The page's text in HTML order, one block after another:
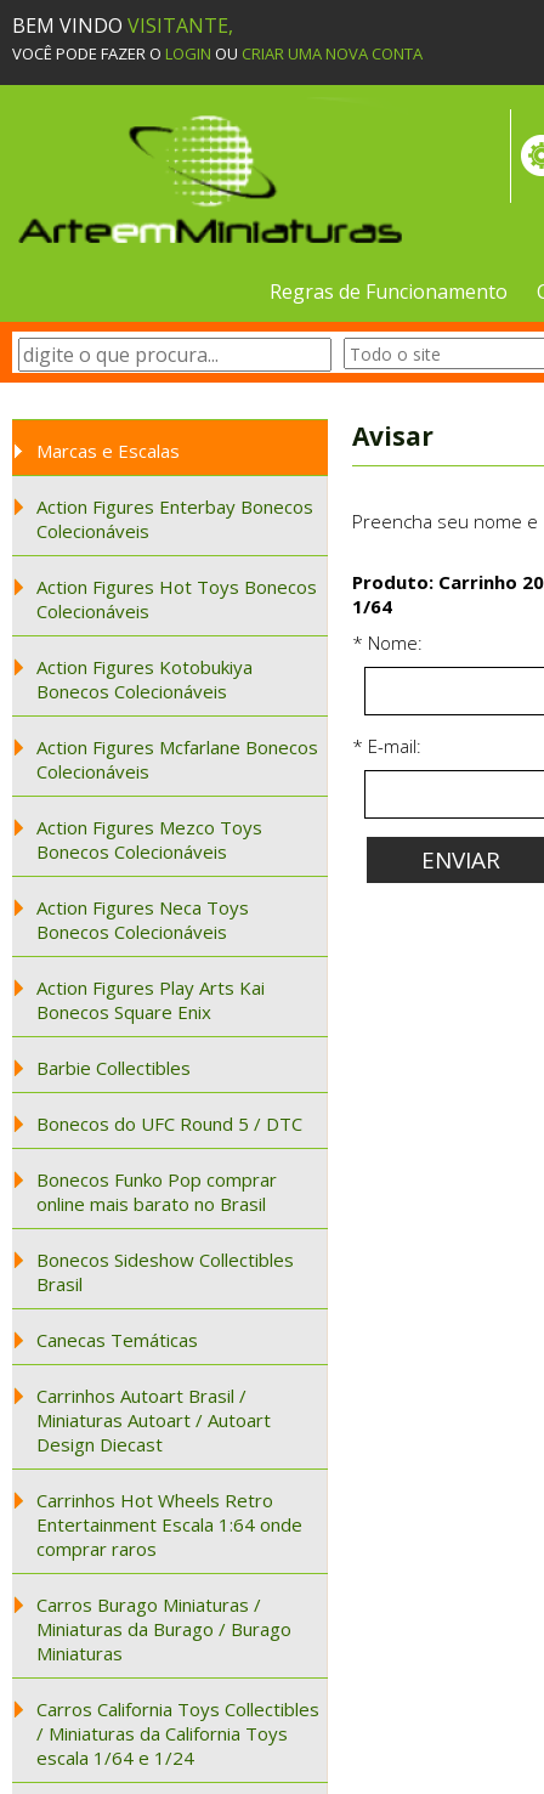
BEM VINDO VISITANTE,
VOCÊ PODE FAZER O LOGIN OU CRIAR UMA NOVA CONTA
Regras de Funcionamento
Marcas e Escalas
Action Figures Enterbay Bonecos
Colecionáveis
Action Figures Hot Toys Bonecos
Colecionáveis
Action Figures Kotobukiya
Bonecos Colecionáveis
Action Figures Mcfarlane Bonecos
Colecionáveis
Action Figures Mezco Toys
Bonecos Colecionáveis
Action Figures Neca Toys
Bonecos Colecionáveis
Action Figures Play Arts Kai
Bonecos Square Enix
Barbie Collectibles
Bonecos do UFC Round 5 / DTC
Bonecos Funko Pop comprar
online mais barato no Brasil
Bonecos Sideshow Collectibles
Brasil
Canecas Temáticas
Carrinhos Autoart Brasil /
Miniaturas Autoart / Autoart
Design Diecast
Carrinhos Hot Wheels Retro
Entertainment Escala 1:64 onde
comprar raros
Carros Burago Miniaturas /
Miniaturas da Burago / Burago
Miniaturas
Carros California Toys Collectibles
/ Miniaturas da California Toys
escala 1/64 e 1/24
Avisar
Preencha seu nome
Produto: Carrinho
1/64
* Nome:
* E-mail: